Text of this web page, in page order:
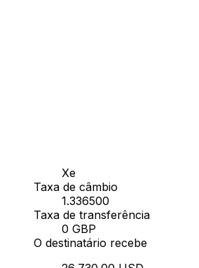
Xe
Taxa de câmbio
1.336500
Taxa de transferência
0 GBP
O destinatário recebe